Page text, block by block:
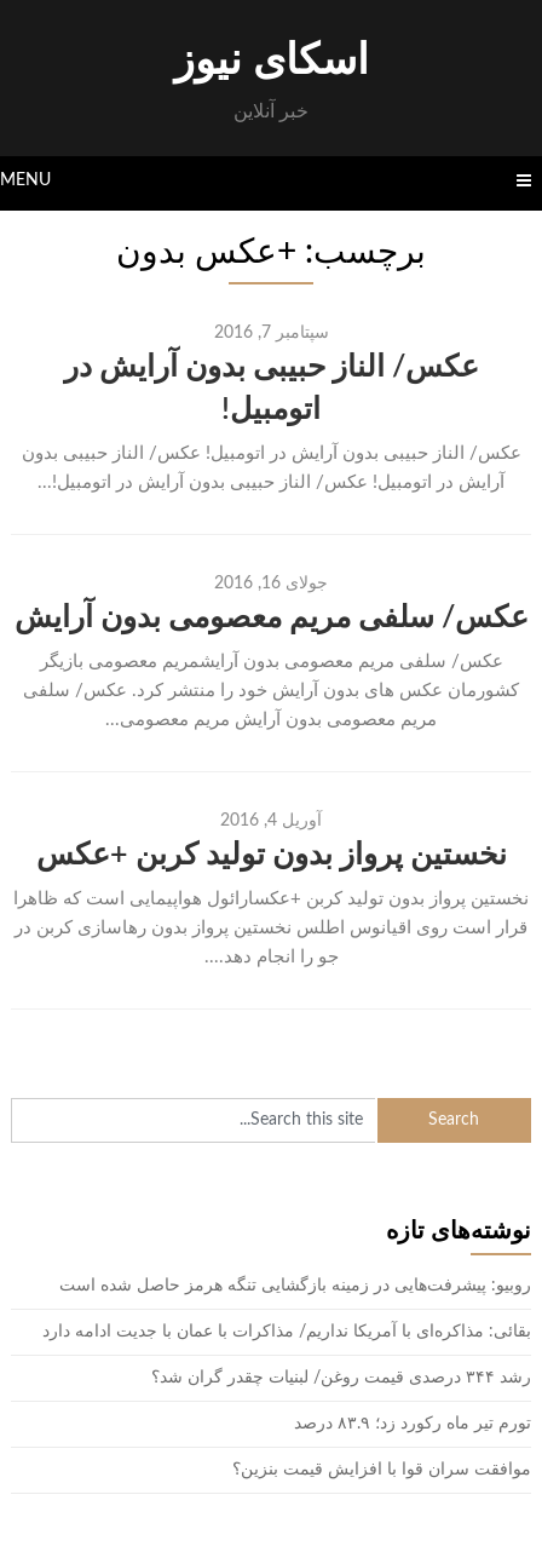
اسکای نیوز
خبر آنلاین
MENU
برچسب: +عکس بدون
سپتامبر 7, 2016
عکس/ الناز حبیبی بدون آرایش در
اتومبیل!
عکس/ الناز حبیبی بدون آرایش در اتومبیل! عکس/ الناز حبیبی بدون
آرایش در اتومبیل! عکس/ الناز حبیبی بدون آرایش در اتومبیل!...
جولای 16, 2016
عکس/ سلفی مریم معصومی بدون آرایش
عکس/ سلفی مریم معصومی بدون آرایشمریم معصومی بازیگر
کشورمان عکس های بدون آرایش خود را منتشر کرد. عکس/ سلفی
مریم معصومی بدون آرایش مریم معصومی...
آوریل 4, 2016
نخستین پرواز بدون تولید کربن +عکس
نخستین پرواز بدون تولید کربن +عکسارائول هواپیمایی است که ظاهرا
قرار است روی اقیانوس اطلس نخستین پرواز بدون رهاسازی کربن در
جو را انجام دهد....
نوشته‌های تازه
روبیو: پیشرفت‌هایی در زمینه بازگشایی تنگه هرمز حاصل شده است
بقائی: مذاکره‌ای با آمریکا نداریم/ مذاکرات با عمان با جدیت ادامه دارد
رشد ۳۴۴ درصدی قیمت روغن/ لبنیات چقدر گران شد؟
تورم تیر ماه رکورد زد؛ ۸۳.۹ درصد
موافقت سران قوا با افزایش قیمت بنزین؟